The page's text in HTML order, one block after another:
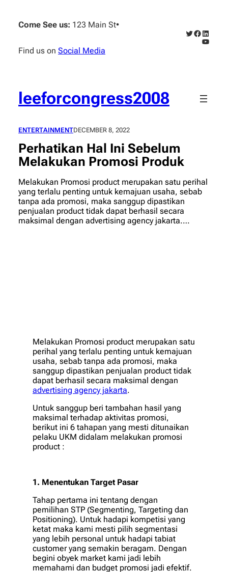
content
Come See us: 123 Main St•
Find us on Social Media
Twitter
Facebook
leeforcongress2008
ENTERTAINMENTDECEMBER 8, 2022
Perhatikan Hal Ini Sebelum
Melakukan Promosi Produk
Melakukan Promosi product merupakan satu perihal
yang terlalu penting untuk kemajuan usaha, sebab
tanpa ada promosi, maka sanggup dipastikan
penjualan product tidak dapat berhasil secara
maksimal dengan advertising agency jakarta.…
Melakukan Promosi product merupakan satu
perihal yang terlalu penting untuk kemajuan
usaha, sebab tanpa ada promosi, maka
sanggup dipastikan penjualan product tidak
dapat berhasil secara maksimal dengan
advertising agency jakarta.
Untuk sanggup beri tambahan hasil yang
maksimal terhadap aktivitas promosi,
berikut ini 6 tahapan yang mesti ditunaikan
pelaku UKM didalam melakukan promosi
product :
1. Menentukan Target Pasar
Tahap pertama ini tentang dengan
pemilihan STP (Segmenting, Targeting dan
Positioning). Untuk hadapi kompetisi yang
ketat maka kami mesti pilih segmentasi
yang lebih personal untuk hadapi tabiat
customer yang semakin beragam. Dengan
begini obyek market kami jadi lebih
memahami dan budget promosi jadi efektif.